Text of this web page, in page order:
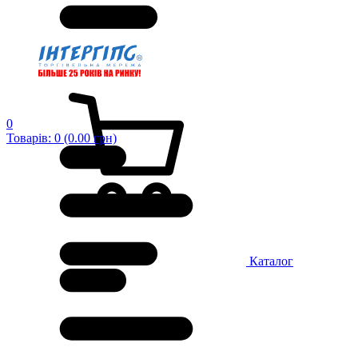
0
Товарів: 0 (0.00 грн)
Каталог